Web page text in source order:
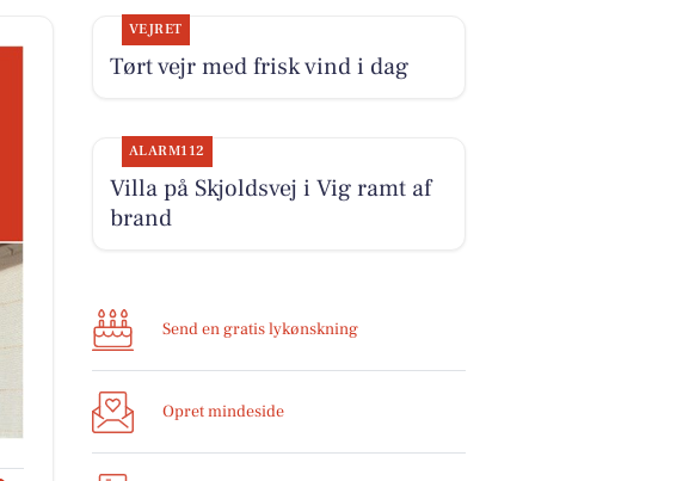
VEJRET
Tørt vejr med frisk vind i dag
ALARM112
Villa på Skjoldsvej i Vig ramt af
brand
Send en gratis lykønskning
Opret mindeside